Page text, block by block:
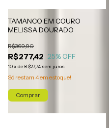
TAMANCO EM COURO
MELISSA DOURADO
R$277,42
R$369,90
25% OFF
10x de R$27,74 sem juros
Só restam 4em estoque!
Comprar